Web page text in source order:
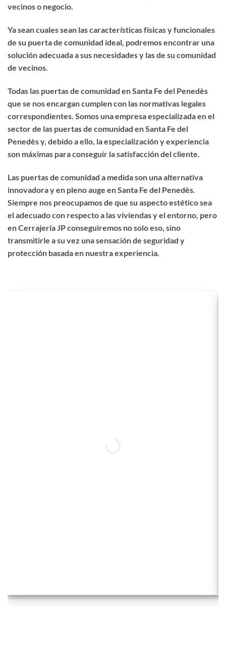
vecinos o negocio.
Ya sean cuales sean las características físicas y funcionales
de su puerta de comunidad ideal, podremos encontrar una
solución adecuada a sus necesidades y las de su comunidad
de vecinos.
Todas las puertas de comunidad en Santa Fe del Penedès
que se nos encargan cumplen con las normativas legales
correspondientes. Somos una empresa especializada en el
sector de las puertas de comunidad en Santa Fe del
Penedès y, debido a ello, la especialización y experiencia
son máximas para conseguir la satisfacción del cliente.
Las puertas de comunidad a medida son una alternativa
innovadora y en pleno auge en Santa Fe del Penedès.
Siempre nos preocupamos de que su aspecto estético sea
el adecuado con respecto a las viviendas y el entorno, pero
en Cerrajería JP conseguiremos no solo eso, sino
transmitirle a su vez una sensación de seguridad y
protección basada en nuestra experiencia.